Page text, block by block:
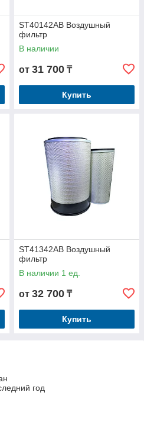
ST40142AB Воздушный
фильтр
В наличии
от 31 700 ₸
Купить
ST41342AB Воздушный
фильтр
В наличии 1 ед.
от 32 700 ₸
Купить
год